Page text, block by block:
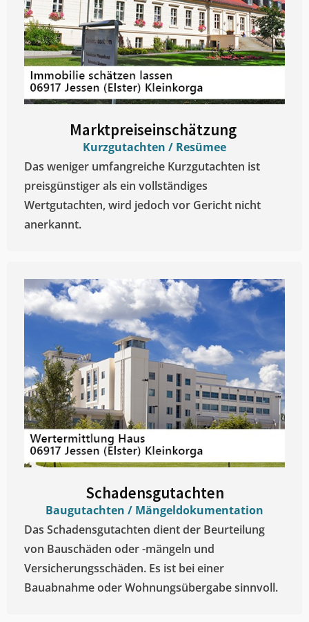
Marktpreiseinschätzung ​
Kurzgutachten / Resümee
Das weniger umfangreiche Kurzgutachten ist
preisgünstiger als ein vollständiges
Wertgutachten, wird jedoch vor Gericht nicht
anerkannt.
Schadensgutachten
Baugutachten / Mängeldokumentation
Das Schadensgutachten dient der Beurteilung
von Bauschäden oder -mängeln und
Versicherungsschäden. Es ist bei einer
Bauabnahme oder Wohnungsübergabe sinnvoll.